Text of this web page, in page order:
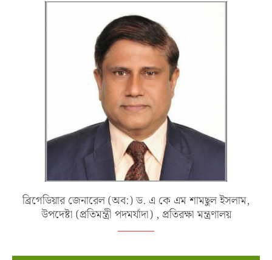
ব্রিগেডিয়ার জেনারেল (অব:) ড. এ কে এম শামছুল ইসলাম,
উপদেষ্টা (প্রতিমন্ত্রী পদমর্যাদা) , প্রতিরক্ষা মন্ত্রণালয়